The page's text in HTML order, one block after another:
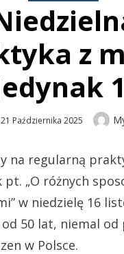
z
Posted
21 Października 2025
na regularną
pt. „O różnych
w niedzielę 16
50 lat, niemal od
w Polsce.